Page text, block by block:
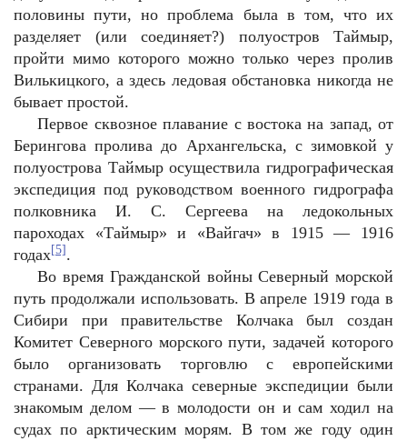
половины пути, но проблема была в том, что их
разделяет (или соединяет?) полуостров Таймыр,
пройти мимо которого можно только через пролив
Вилькицкого, а здесь ледовая обстановка никогда не
бывает простой.
Первое сквозное плавание с востока на запад, от
Берингова пролива до Архангельска, с зимовкой у
полуострова Таймыр осуществила гидрографическая
экспедиция под руководством военного гидрографа
полковника И. С. Сергеева на ледокольных
пароходах «Таймыр» и «Вайгач» в 1915 — 1916
годах[5] .
Во время Гражданской войны Северный морской
путь продолжали использовать. В апреле 1919 года в
Сибири при правительстве Колчака был создан
Комитет Северного морского пути, задачей которого
было организовать торговлю с европейскими
странами. Для Колчака северные экспедиции были
знакомым делом — в молодости он и сам ходил на
судах по арктическим морям. В том же году один